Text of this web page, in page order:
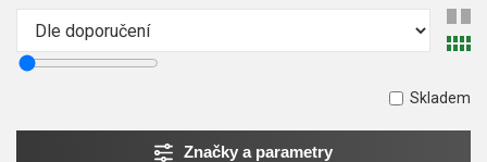
Křovinořezy a vyžínače
Aku křovinořezy a vyžínače
Skladem
Značky a parametry